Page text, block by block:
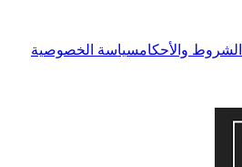
الشروط والأحكامسياسة الخصوصية